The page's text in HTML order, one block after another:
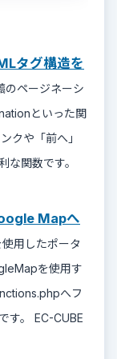
タグ構造を
のページネーシ
といった関
クや「前へ」
な関数です。
Mapへ
用したポータ
を使用す
へフ
す。 EC-CUBE